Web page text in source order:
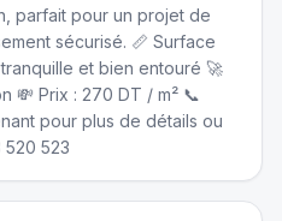
parfait pour un projet de
sécurisé. 📏 Surface
et bien entouré 🚀
💸 Prix : 270 DT / m² 📞
pour plus de détails ou
523